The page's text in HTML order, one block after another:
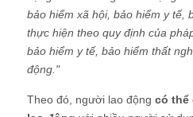
bảo hiểm xã hội, bảo hiểm y tế,
thực hiện theo quy định của
bảo hiểm y tế, bảo hiểm thất
động."
Theo đó, người lao động có thể